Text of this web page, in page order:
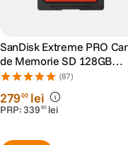
SanDisk Extreme PRO
de Memorie SD 128GB
SDXC UHS-I Class 10 U3
+ 2 Ani RescuePRO Deluxe
(87)
27900 lei
PRP:339 90 lei